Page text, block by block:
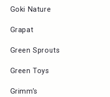
Goki Nature
Grapat
Green Sprouts
Green Toys
Grimm’s